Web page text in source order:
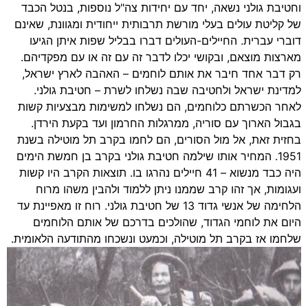
וחטיבת גולני נשאה, יחד עם יחידות צה"ל נוספות, בנטל הכבד
של קליטת עולים בעלי מורשת תרבותית ייחודית ומגוונת, שאינם
דוברי עברית. החיילים-העולים דברו בבליל שפות איתן הגיעו
מארצות מוצאם, ובקושי יכלו לדבר זה עם זה או עם מפקדיהם.
רק דבר אחד חיבר את אותם לוחמים – האהבה לארץ ישראל,
למדינת ישראל ולחטיבה שבה נשלחו לשרת – חטיבת גולני.
לאחר הכשרתם כלוחמים, הם נשלחו למשימות מבצעיות קשות
בגבול הארוך עם סוריה, ממרגלות החרמון ועד בקעת הירדן.
בחזית זאת, אל מול הסורים, הם לחמו בקרב תל מוטילה בשנת
1951. המחיר אותו שילמה חטיבת גולני בקרב בן חמשת הימים
היה כבד מנשוא – 41 חיילים נהרגו בו. תוצאות הקרב היו קשות
ועגומות, אך זהו קרב שממנו ניתן ללמוד ולהבין משהו מרוח
הלחימה של אנשי גדוד 13 של חטיבת גולני. רוח זו מאפיינת עד
היום את לוחמי הגדוד, שהולכים בדרכם של אותם הלוחמים
שלחמו אז בקרב תל מוטילה, וכמעט ונשכחו מהתודעה הלאומית.